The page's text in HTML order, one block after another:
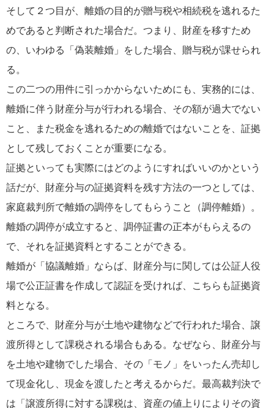
そして２つ目が、離婚の目的が贈与税や相続税を逃れるた
めであると判断された場合だ。つまり、財産を移すため
の、いわゆる「偽装離婚」をした場合、贈与税が課せられ
る。
この二つの用件に引っかからないためにも、実務的には、
離婚に伴う財産分与が行われる場合、その額が過大でない
こと、また税金を逃れるための離婚ではないことを、証拠
として残しておくことが重要になる。
証拠といっても実際にはどのようにすればいいのかという
話だが、財産分与の証拠資料を残す方法の一つとしては、
家庭裁判所で離婚の調停をしてもらうこと（調停離婚）。
離婚の調停が成立すると、調停証書の正本がもらえるの
で、それを証拠資料とすることができる。
離婚が「協議離婚」ならば、財産分与に関しては公証人役
場で公正証書を作成して認証を受ければ、こちらも証拠資
料となる。
ところで、財産分与が土地や建物などで行われた場合、譲
渡所得として課税される場合もある。なぜなら、財産分与
を土地や建物でした場合、その「モノ」をいったん売却し
て現金化し、現金を渡したと考えるからだ。最高裁判決で
は「譲渡所得に対する課税は、資産の値上りによりその資